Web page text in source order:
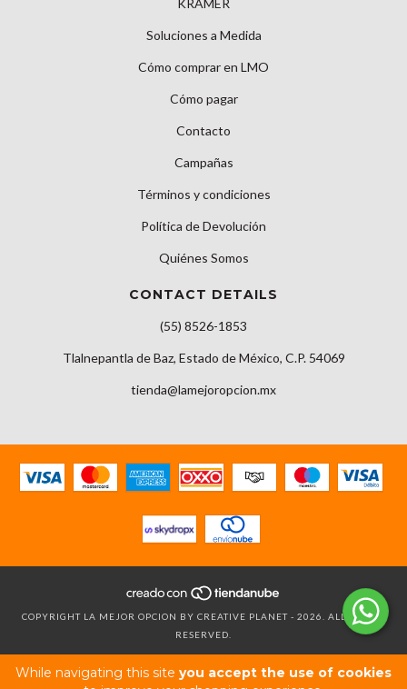
While navigating this site you accept the use of cookies
KRAMER
Soluciones a Medida
Cómo comprar en LMO
Cómo pagar
Contacto
Campañas
Términos y condiciones
Política de Devolución
Quiénes Somos
CONTACT DETAILS
(55) 8526-1853
Tlalnepantla de Baz, Estado de México, C.P. 54069
tienda@lamejoropcion.mx
COPYRIGHT LA MEJOR OPCION BY CREATIVE PLANET - 2026. ALL RIGHTS
RESERVED.